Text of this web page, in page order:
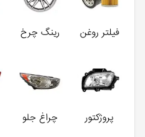
فیلتر روغن رینگ چرخ
پروژکتور چراغ جلو